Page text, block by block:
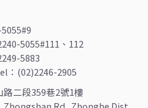
5055#111、112
5883
：(02)2246-2905
二段359巷2號1樓